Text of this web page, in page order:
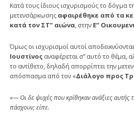
Κατά τους ίδιους ισχυρισμούς το δόγμα
μετενσάρκωσης αφαιρέθηκε από τα
κατά τον ΣΤ” αιώνα, στην Ε”
Όμως οι ισχυρισμοί αυτοί
Ιουστίνος αναφέρεται σ” αυτό το θέμα,
το αντίθετο, δηλαδή απορρίπτει την
απόσπασμα από τον «Διάλογο προς
«— Οι δε ψυχές που κρίθηκαν ανάξιες αυτής
πάσχουν; είπε.